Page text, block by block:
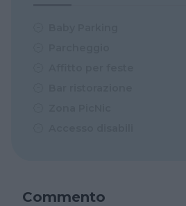
Commento